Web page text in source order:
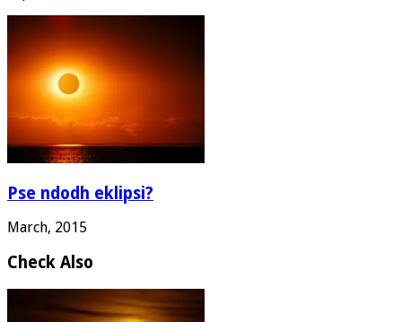
Pse ndodh eklipsi?
March, 2015
Check Also